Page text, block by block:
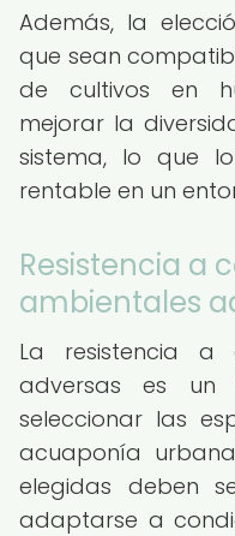
Además, la
que sean
de cultivos en
mejorar la
sistema, lo que
rentable en un
Resistencia a
ambientales
La resistencia a
adversas es un
seleccionar las
acuaponía
elegidas deben
adaptarse a